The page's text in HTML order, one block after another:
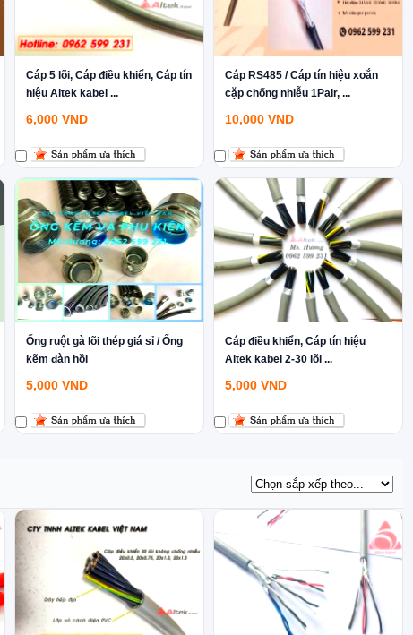
Cáp 5 lõi, Cáp điều khiển, Cáp tín
hiệu Altek kabel ...
6,000 VND
Cáp RS485 / Cáp tín hiệu xoắn
cặp chống nhiễu 1Pair, ...
10,000 VND
Ống ruột gà lõi thép giá sỉ / Ống
kẽm đàn hồi
5,000 VND
Cáp điều khiển, Cáp tín hiệu
Altek kabel 2-30 lõi ...
5,000 VND